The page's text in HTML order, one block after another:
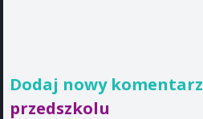
Dodaj nowy komentarz
przedszkolu